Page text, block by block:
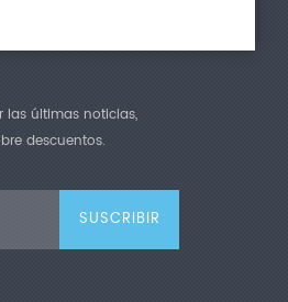
las últimas noticias,
descuentos.